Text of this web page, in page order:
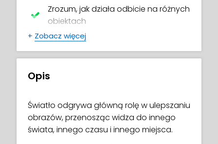
Zrozum, jak działa odbicie na różnych
obiektach
Jak manipulować efektami
znaczenie za pomocą kolorów
Opanuj techniki cieniowania i
korzystanie z narzędzi Procreate
+ Zobacz więcej
Opis
Światło odgrywa główną rolę w ulepszaniu
obrazów, przenosząc widza do innego
świata, innego czasu i innego miejsca.